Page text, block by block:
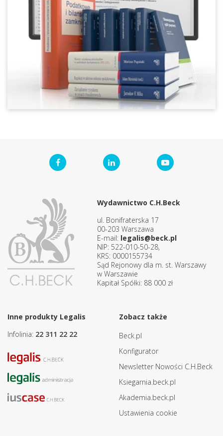
Wydawnictwo C.H.Beck
ul. Bonifraterska 17
00-203 Warszawa
E-mail: legalis@beck.pl
NIP: 522-010-50-28,
KRS: 0000155734
Sąd Rejonowy dla m. st. Warszawy
w Warszawie
Kapitał Spółki: 88 000 zł
Inne produkty Legalis
Infolinia: 22 311 22 22
Zobacz także
Beck.pl
Konfigurator
Newsletter Nowości C.H.Beck
Ksiegarnia.beck.pl
Akademia.beck.pl
Ustawienia cookie